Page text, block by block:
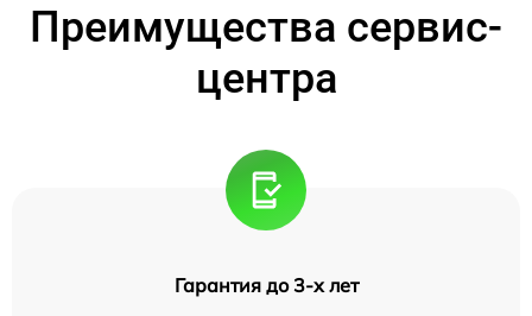
Преимущества сервис-
центра
Гарантия до 3-х лет